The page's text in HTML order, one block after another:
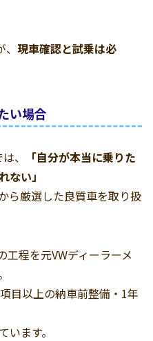
現車確認と試乗は必
い場合
、
「自分が本当に乗りた
ない」
ら厳選した良質車を取り扱
工程を元VWディーラーメ
目以上の納車前整備・1年
ます。